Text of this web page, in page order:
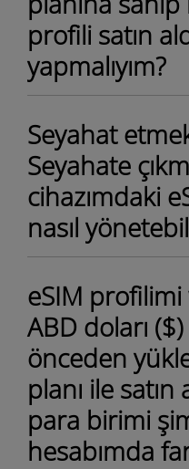
profili satın
yapmalıyım?
Seyahat
Seyahate
cihazımdaki
nasıl
eSIM
ABD doları
önceden
planı ile satın
para birimi
hesabımda